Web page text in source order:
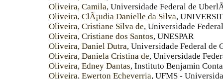
Oliveira, Camila, Universidade Federal de
Oliveira, ClÃ¡udia Danielle da Silva,
Oliveira, Cristiane Silva de, Universidade
Oliveira, Cristiane dos Santos, UNESPAR
Oliveira, Daniel Dutra, Universidade Federal de
Oliveira, Daniela Cristina de, Universidade
Oliveira, Edney Dantas, Instituto Benjamin
Oliveira, Ewerton Echeverria, UFMS -